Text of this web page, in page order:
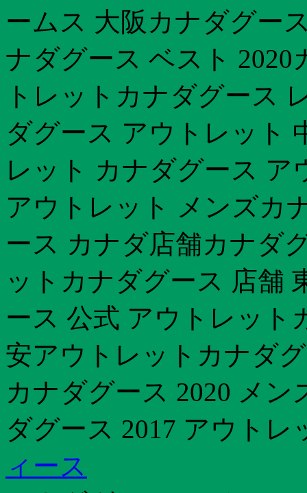
ームス 大阪カナダグー
ナダグース ベスト
トレットカナダグース
ダグース アウトレット
レット カナダグース
アウトレット メンズカ
ース カナダ店舗カナダ
ットカナダグース 店舗
ース 公式 アウトレット
安アウトレットカナダ
カナダグース 2020 メ
ダグース 2017 アウトレ
ィース